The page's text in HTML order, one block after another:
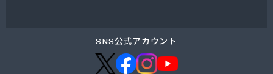
橋本産業株式会社 名古屋営業所
玉屋プロパン株式会社
SNS公式アカウント